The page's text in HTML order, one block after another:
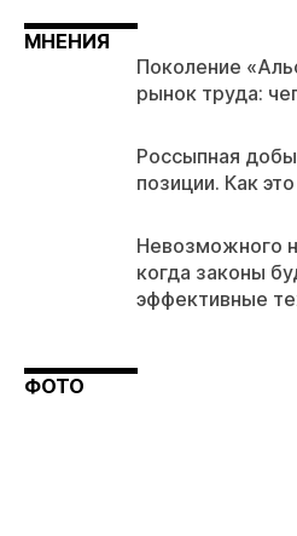
МНЕНИЯ
Поколение
рынок труда:
Россыпная
позиции. Как
Невозможного
когда законы
эффективные
ФОТО